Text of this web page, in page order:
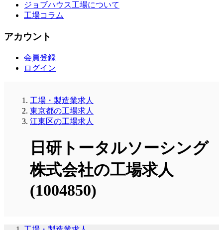
ジョブハウス工場について
工場コラム
アカウント
会員登録
ログイン
工場・製造業求人
東京都の工場求人
江東区の工場求人
日研トータルソーシング
株式会社の工場求人
(1004850)